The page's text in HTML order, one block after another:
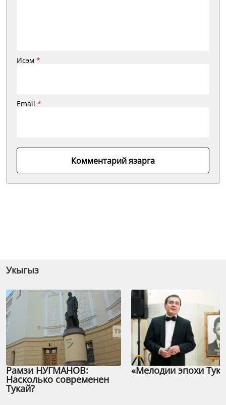
Исэм *
Email *
Комментарий язарга
Укыгыз
Рамзи НУГМАНОВ:
Насколько современен
Тукай?
«Мелодии эпохи